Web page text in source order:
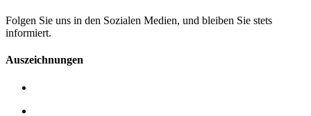
Folgen Sie uns in den Sozialen Medien, und bleiben Sie stets
informiert.
Auszeichnungen